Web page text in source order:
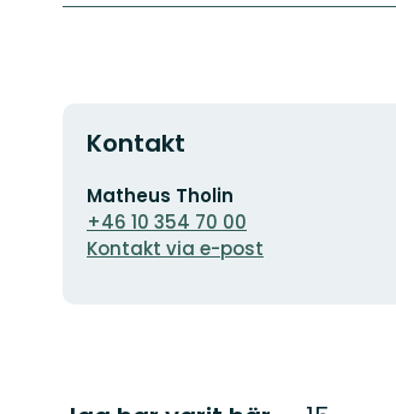
Kontakt
E-
postadress
Matheus Tholin
+46 10 354 70 00
Kontakt via e-post